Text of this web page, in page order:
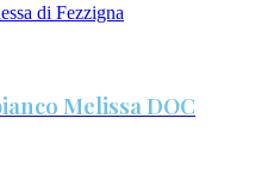
Melissa DOC